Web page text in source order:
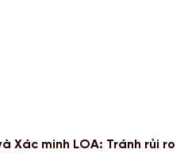
Xác minh LOA: Tránh rủi ro